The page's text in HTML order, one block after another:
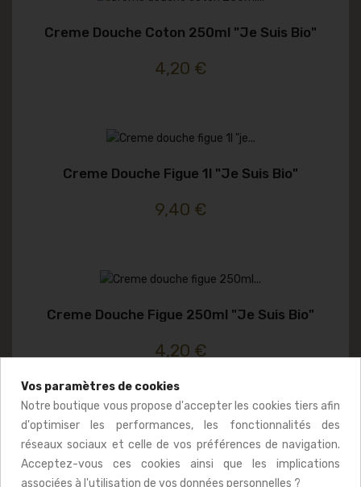
Creme Douche Coton 250ml "je Suis Bio"
4,20 €
Creme Douche Figue 1l "je Suis Bio"
9,40 €
Creme Douche Figue 250ml "je Suis Bio"
4,20 €
Creme Douche Miel 1l "je Suis Bio"
Vos paramètres de cookies
Notre boutique vous propose d'accepter les cookies tiers afin
d'optimiser les performances, les fonctionnalités des
réseaux sociaux et celle de vos préférences de navigation.
Acceptez-vous ces cookies ainsi que les implications
associées à l'utilisation de vos données personnelles ?